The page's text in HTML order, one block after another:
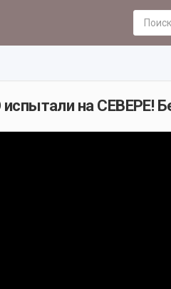
на СЕВЕРЕ!